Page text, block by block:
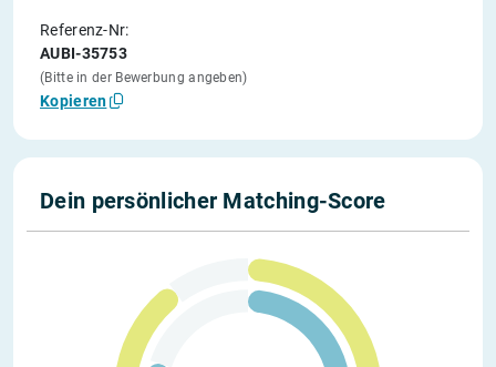
Referenz-Nr:
AUBI-35753
(Bitte in der Bewerbung angeben)
Kopieren
Dein persönlicher Matching-Score